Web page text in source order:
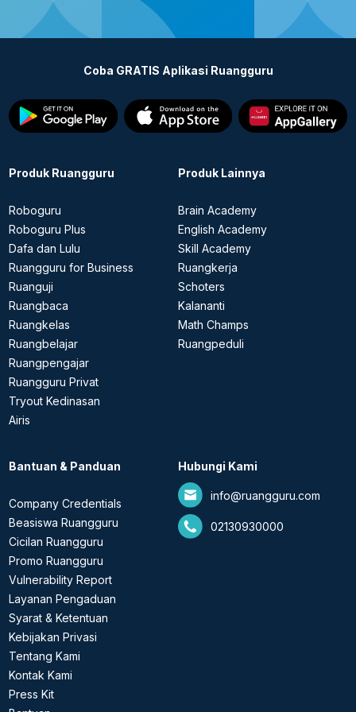
di mana pun.
diharapkan bisa meningkatkan pemahaman serta
prestasi belajar.
bermunculan bimbel online yang menawarkan
Indonesia. Dengan adanya beragam penyedia
layanan aplikasi belajar online tersebut,
diharapkan bisa memudahkan para siswa dalam
Coba GRATIS Aplikasi Ruangguru
Produk Ruangguru
Roboguru
Roboguru Plus
Dafa dan Lulu
Ruangguru for Business
Ruanguji
Ruangbaca
Ruangkelas
Ruangbelajar
Ruangpengajar
Ruangguru Privat
Tryout Kedinasan
Airis
Produk Lainnya
Brain Academy
English Academy
Skill Academy
Ruangkerja
Schoters
Kalananti
Math Champs
Ruangpeduli
Bantuan & Panduan
Company Credentials
Beasiswa Ruangguru
Cicilan Ruangguru
Promo Ruangguru
Vulnerability Report
Layanan Pengaduan
Syarat & Ketentuan
Kebijakan Privasi
Tentang Kami
Kontak Kami
Press Kit
Hubungi Kami
info@ruangguru.com
02130930000